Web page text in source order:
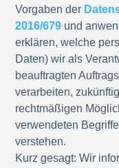
Vorgaben der
2016/679und
erklären, welche
Daten) wir als
beauftragten
verarbeiten,
rechtmäßigen
verwendeten
verstehen.
Kurz gesagt: Wir